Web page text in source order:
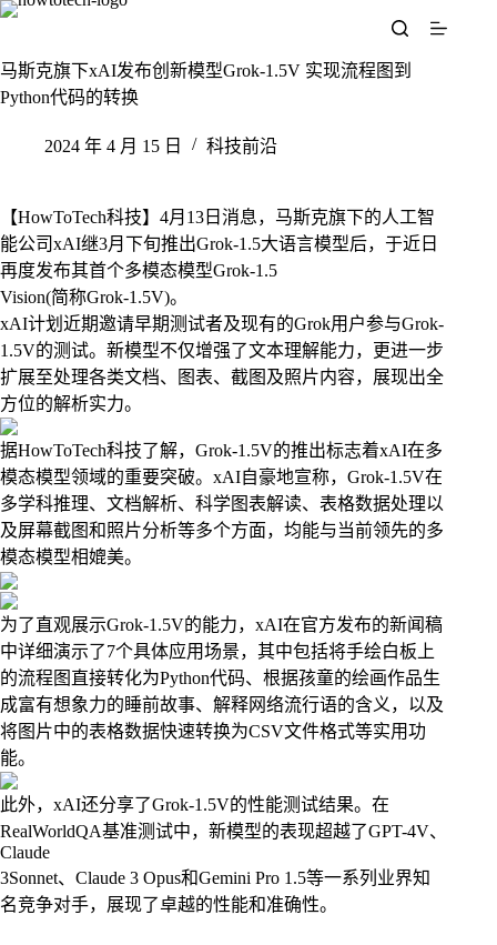
跳
内
容
马斯克旗下xAI发布创新模型Grok-1.5V 实现流程图到
Python代码的转换
2024 年 4 月 15 日 科技前沿
【HowToTech科技】4月13日消息，马斯克旗下的人工智
能公司xAI继3月下旬推出Grok-1.5大语言模型后，于近日
再度发布其首个多模态模型Grok-1.5
Vision(简称Grok-1.5V)。
xAI计划近期邀请早期测试者及现有的Grok用户参与Grok-
1.5V的测试。新模型不仅增强了文本理解能力，更进一步
扩展至处理各类文档、图表、截图及照片内容，展现出全
方位的解析实力。
据HowToTech科技了解，Grok-1.5V的推出标志着xAI在多
模态模型领域的重要突破。xAI自豪地宣称，Grok-1.5V在
多学科推理、文档解析、科学图表解读、表格数据处理以
及屏幕截图和照片分析等多个方面，均能与当前领先的多
模态模型相媲美。
为了直观展示Grok-1.5V的能力，xAI在官方发布的新闻稿
中详细演示了7个具体应用场景，其中包括将手绘白板上
的流程图直接转化为Python代码、根据孩童的绘画作品生
成富有想象力的睡前故事、解释网络流行语的含义，以及
将图片中的表格数据快速转换为CSV文件格式等实用功
能。
此外，xAI还分享了Grok-1.5V的性能测试结果。在
RealWorldQA基准测试中，新模型的表现超越了GPT-4V、
Claude
3Sonnet、Claude 3 Opus和Gemini Pro 1.5等一系列业界知
名竞争对手，展现了卓越的性能和准确性。